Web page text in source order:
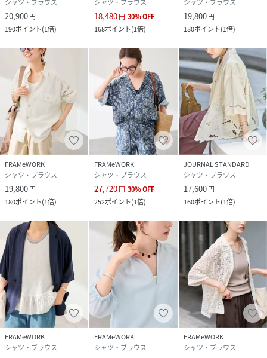
リエステル100%
クリーニング 本体:手洗い可能
品番
RY4443_26050230000210
26050230000210-011-009 RY4443
シャツ・ブラウス
20,900円
190ポイント(1倍)
シャツ・ブラウス
18,480円 30%OFF
168ポイント(1倍)
シャツ・ブラウス
19,800円
180ポイント(1倍)
FRAMeWORK
シャツ・ブラウス
19,800円
180ポイント(1倍)
FRAMeWORK
シャツ・ブラウス
27,720円 30%OFF
252ポイント(1倍)
JOURNAL STANDARD
シャツ・ブラウス
17,600円
160ポイント(1倍)
FRAMeWORK
シャツ・ブラウス
FRAMeWORK
シャツ・ブラウス
FRAMeWORK
シャツ・ブラウス